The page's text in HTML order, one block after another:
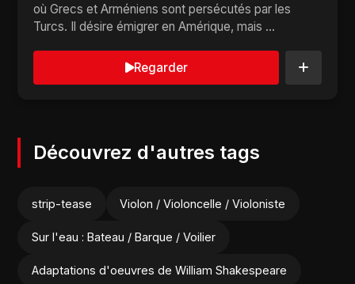
où Grecs et Arméniens sont persécutés par les
Turcs. Il désire émigrer en Amérique, mais ...
Regarder
Découvrez d'autres tags
strip-tease Violon / Violoncelle / Violoniste
Sur l'eau : Bateau / Barque / Voilier
Adaptations d'oeuvres de William Shakespeare